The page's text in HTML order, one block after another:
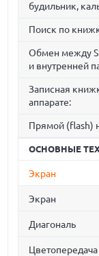
будильник,
Поиск по
Обмен между
и внутренней
Записная
аппарате:
Прямой (flash)
ОСНОВНЫЕ
Экран
Экран
Диагональ
Цветопередача